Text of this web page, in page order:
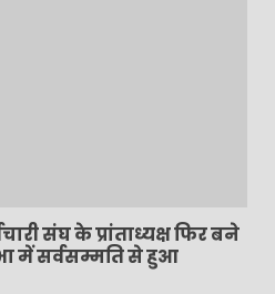
संघ के प्रांताध्यक्ष फिर बने
में सर्वसम्मति से हुआ